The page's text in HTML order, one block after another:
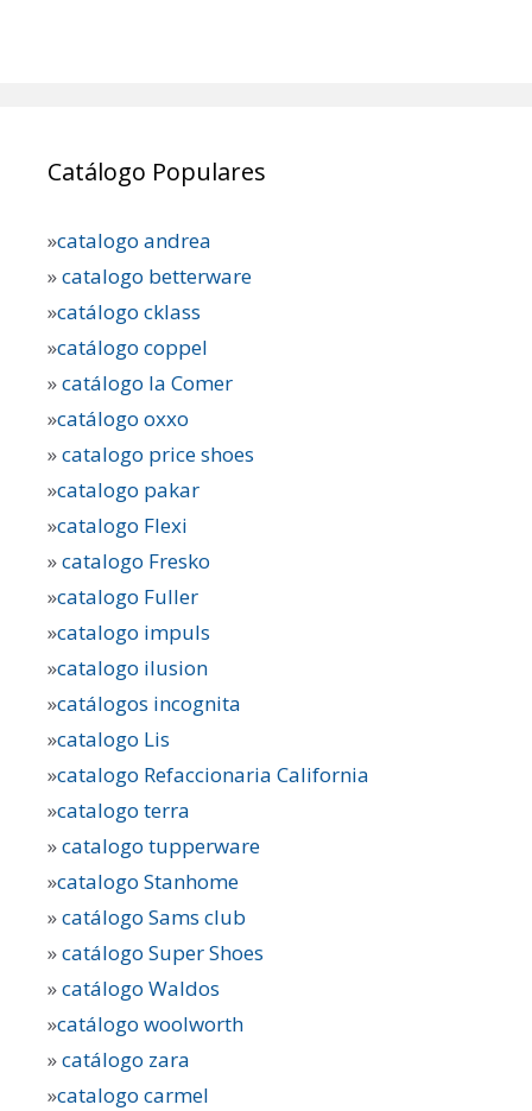
Catálogo Populares
»catalogo andrea
»catalogo betterware
»catálogo cklass
»catálogo coppel
»catálogo la Comer
»catálogo oxxo
»catalogo price shoes
»catalogo pakar
»catalogo Flexi
»catalogo Fresko
»catalogo Fuller
»catalogo impuls
»catalogo ilusion
»catálogos incognita
»catalogo Lis
»catalogo Refaccionaria California
»catalogo terra
»catalogo tupperware
»catalogo Stanhome
»catálogo Sams club
»catálogo Super Shoes
»catálogo Waldos
»catálogo woolworth
»catálogo zara
»catalogo carmel